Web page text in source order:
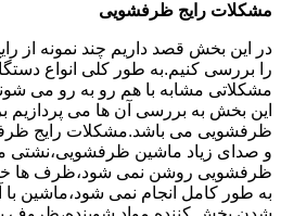
مشکلات رایج ظرفشویی
در این بخش قصد داریم چند نمونه از
را بررسی کنیم.به طور کلی انواع
مشکلاتی مشابه با هم رو به رو می
این بخش به بررسی آن ها می پردازیم
ظرفشویی می باشد.مشکلات رایج
و صدای زیاد ماشین
ظرفشویی روشن نمی شود،ظرف ها
به طور کامل انجام نمی شود،ماشین